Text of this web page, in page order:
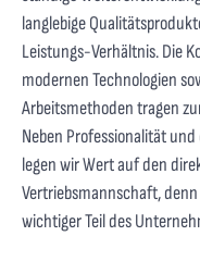
langlebige
Leistungs-Verhältnis. Die
modernen Technologien
Arbeitsmethoden tragen
Neben Professionalität
legen wir Wert auf den
Vertriebsmannschaft,
wichtiger Teil des